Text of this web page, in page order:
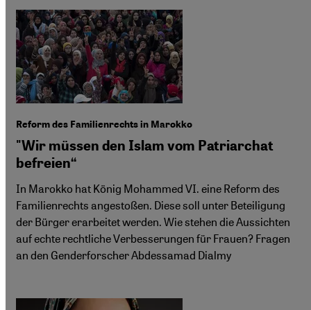
Reform des Familienrechts in Marokko
"Wir müssen den Islam vom Patriarchat
befreien“
In Marokko hat König Mohammed VI. eine Reform des
Familienrechts angestoßen. Diese soll unter Beteiligung
der Bürger erarbeitet werden. Wie stehen die Aussichten
auf echte rechtliche Verbesserungen für Frauen? Fragen
an den Genderforscher Abdessamad Dialmy